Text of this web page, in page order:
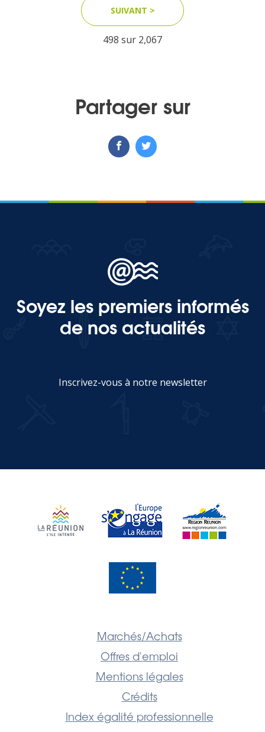
SUIVANT >
498 sur 2,067
Partager sur
Soyez les premiers informés
de nos actualités
Inscrivez-vous à notre newsletter
Marchés/Achats
Offres d'emploi
Mentions légales
Crédits
Index égalité professionnelle